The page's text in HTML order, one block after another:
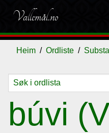
Vallemål.no
Heim Ordliste
búvi
Ordliste
Om